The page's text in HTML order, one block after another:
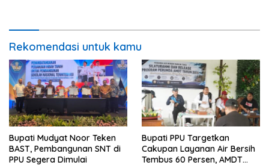
Rekomendasi untuk kamu
Bupati Mudyat Noor Teken
BAST, Pembangunan SNT di
PPU Segera Dimulai
Bupati PPU Targetkan
Cakupan Layanan Air Bersih
Tembus 60 Persen, AMDT